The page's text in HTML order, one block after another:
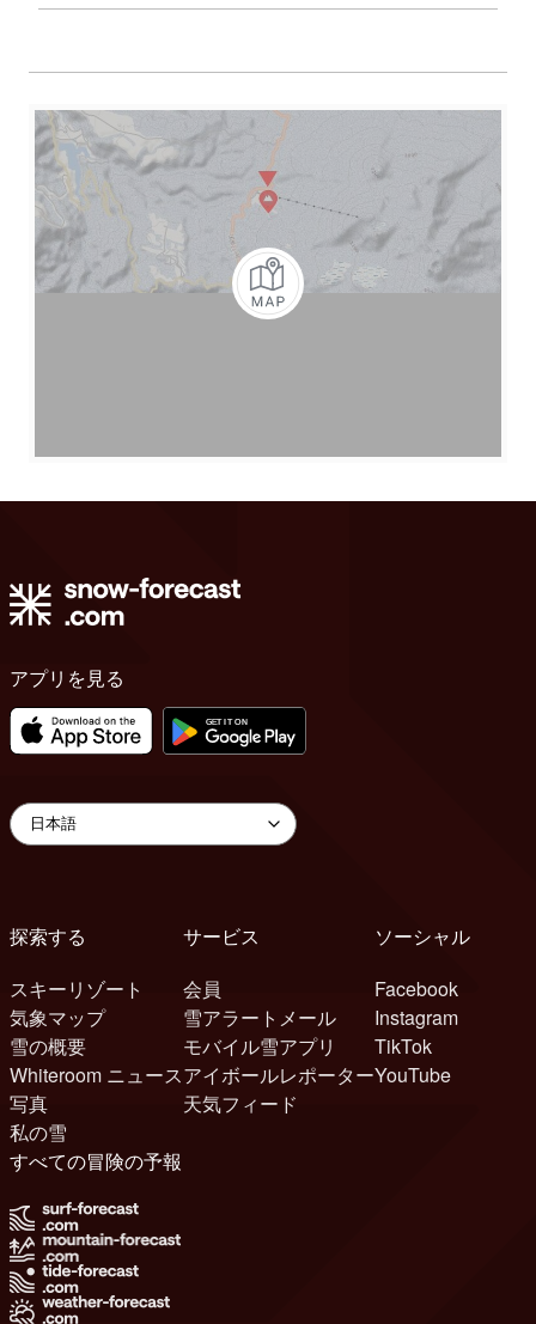
アプリを見る
探索する
スキーリゾート
気象マップ
雪の概要
Whiteroom ニュース
写真
私の雪
サービス
会員
雪アラートメール
モバイル雪アプリ
アイボールレポーター
天気フィード
ソーシャル
Facebook
Instagram
TikTok
YouTube
すべての冒険の予報